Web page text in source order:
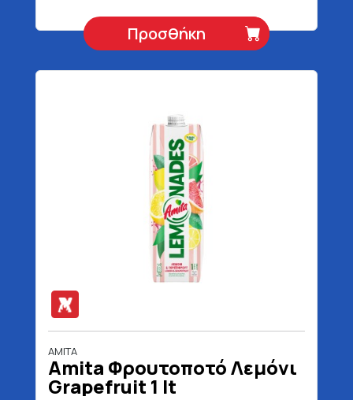
Προσθήκη
AMITA
Amita Φρουτοποτό Λεμόνι
Grapefruit 1 lt